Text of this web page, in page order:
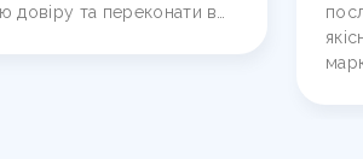
довіру та переконати в…